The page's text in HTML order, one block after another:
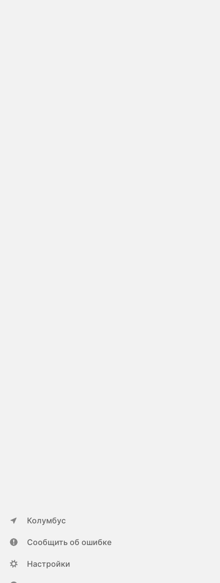
Колумбус
Сообщить об ошибке
Настройки